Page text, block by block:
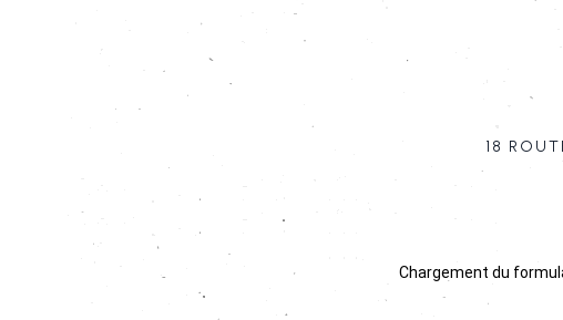
18
Chargement du